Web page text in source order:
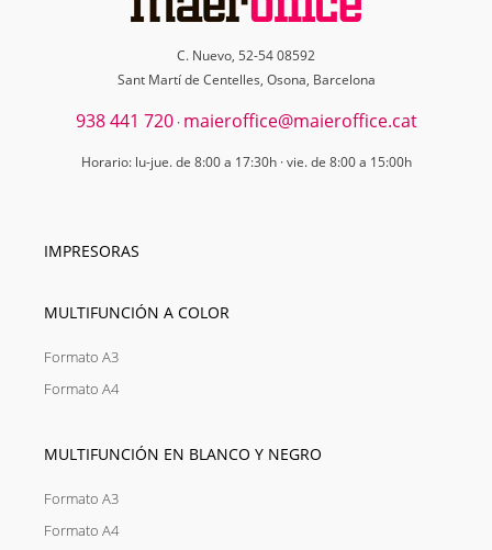
C. Nuevo, 52-54 08592
Sant Martí de Centelles, Osona, Barcelona
938 441 720· maieroffice@maieroffice.cat
Horario: lu-jue. de 8:00 a 17:30h · vie. de 8:00 a 15:00h
IMPRESORAS
MULTIFUNCIÓN A COLOR
Formato A3
Formato A4
MULTIFUNCIÓN EN BLANCO Y NEGRO
Formato A3
Formato A4